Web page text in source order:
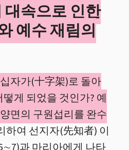
속으로 인한
예수 재림의
자가(十字架)로 돌아
게 되었을 것인가? 예
면의 구원섭리를 완수
하여 선지자(先知者) 이